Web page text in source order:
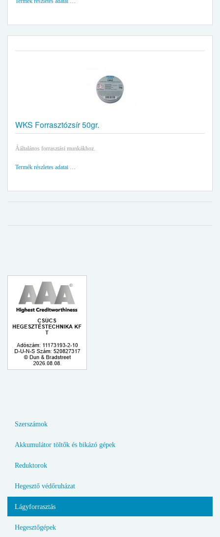
WKS Forrasztózsír 50gr.
Ááltalános forrasztási munkákhoz.
Termék részletes adatai …
Szerszámok
Akkumulátor töltők és bikázó gépek
Reduktorok
Hegesztő védőruházat
Lágyforrasztás
Hegesztőgépek